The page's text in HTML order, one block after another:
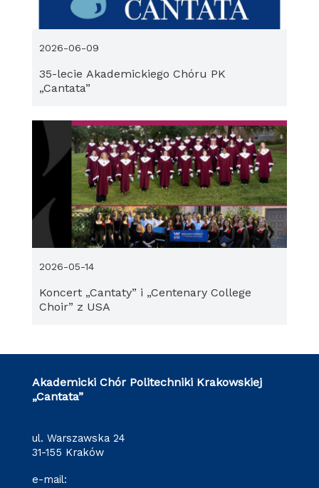
35-lecie Akademickiego Chóru PK
„Cantata”
2026-06-09
Koncert „Cantaty” i „Centenary College
Choir” z USA
2026-05-14
Akademicki Chór Politechniki Krakowskiej
„Cantata”
ul. Warszawska 24
31-155 Kraków
e-mail: